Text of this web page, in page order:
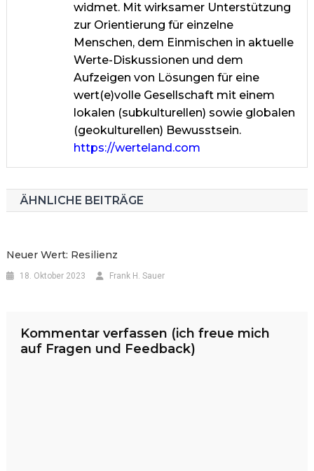
widmet. Mit wirksamer Unterstützung
zur Orientierung für einzelne
Menschen, dem Einmischen in aktuelle
Werte-Diskussionen und dem
Aufzeigen von Lösungen für eine
wert(e)volle Gesellschaft mit einem
lokalen (subkulturellen) sowie globalen
(geokulturellen) Bewusstsein.
https://werteland.com
ÄHNLICHE BEITRÄGE
Neuer Wert: Resilienz
18. Oktober 2023 Frank H. Sauer
Kommentar verfassen (ich freue mich
auf Fragen und Feedback)